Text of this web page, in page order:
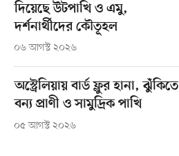
দিয়েছে উটপাখি ও এমু,
দর্শনার্থীদের কৌতূহল
০৬ আগস্ট ২০২৬
অস্ট্রেলিয়ায় বার্ড ফ্লুর হানা, ঝুঁকিতে
বন্য প্রাণী ও সামুদ্রিক পাখি
০৫ আগস্ট ২০২৬